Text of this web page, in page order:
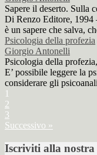
Sapere il deserto. Sulla
Di Renzo Editore, 1994
è un sapere che salva,
Psicologia della profezia
Giorgio Antonelli
Psicologia della
E’ possibile leggere la
considerare gli
1
2
3
Successivo »
Iscriviti alla nostra